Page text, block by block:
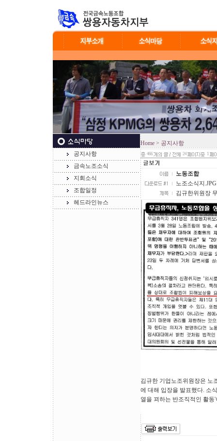
공지사항
금속노조소식
지회소식
조합일정
헤드라인뉴스
Home > 공지사항
466 24 1
노동조합
노조소식지
김규한위원장
김규한 기업노조위원장은 노
에 대해 입장을 발표했다. 소
열을 꾀하는 반조직적인 활동